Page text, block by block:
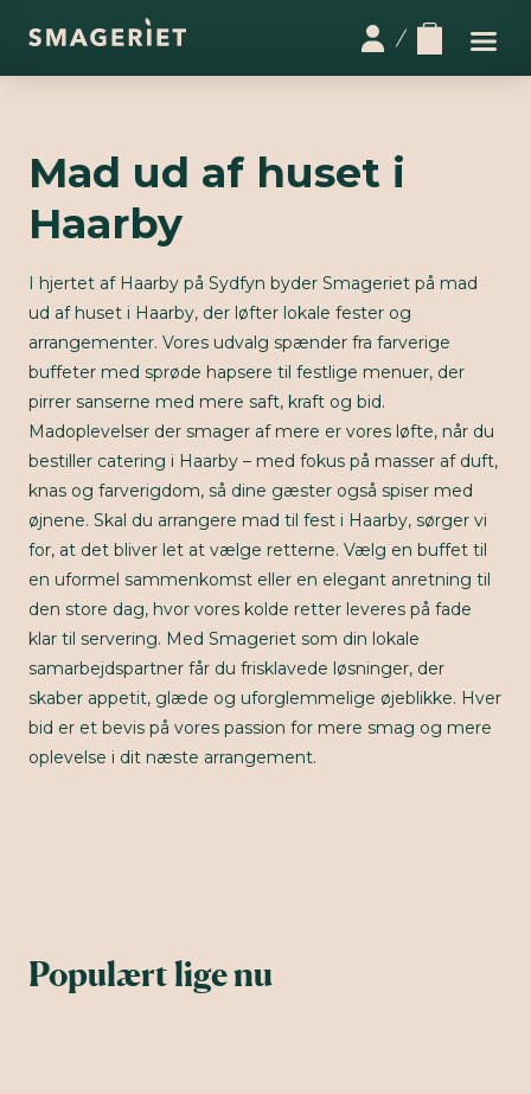
Mad ud af huset i
Haarby
I hjertet af Haarby på Sydfyn byder Smageriet på mad
ud af huset i Haarby, der løfter lokale fester og
arrangementer. Vores udvalg spænder fra farverige
buffeter med sprøde hapsere til festlige menuer, der
pirrer sanserne med mere saft, kraft og bid.
Madoplevelser der smager af mere er vores løfte, når du
bestiller catering i Haarby – med fokus på masser af duft,
knas og farverigdom, så dine gæster også spiser med
øjnene. Skal du arrangere mad til fest i Haarby, sørger vi
for, at det bliver let at vælge retterne. Vælg en buffet til
en uformel sammenkomst eller en elegant anretning til
den store dag, hvor vores kolde retter leveres på fade
klar til servering. Med Smageriet som din lokale
samarbejdspartner får du frisklavede løsninger, der
skaber appetit, glæde og uforglemmelige øjeblikke. Hver
bid er et bevis på vores passion for mere smag og mere
oplevelse i dit næste arrangement.
Populært lige nu